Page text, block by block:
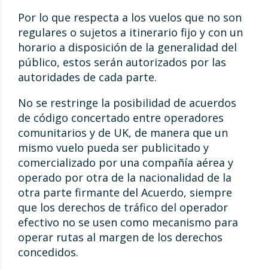
Por lo que respecta a los vuelos que no son
regulares o sujetos a itinerario fijo y con un
horario a disposición de la generalidad del
público, estos serán autorizados por las
autoridades de cada parte.
No se restringe la posibilidad de acuerdos
de código concertado entre operadores
comunitarios y de UK, de manera que un
mismo vuelo pueda ser publicitado y
comercializado por una compañía aérea y
operado por otra de la nacionalidad de la
otra parte firmante del Acuerdo, siempre
que los derechos de tráfico del operador
efectivo no se usen como mecanismo para
operar rutas al margen de los derechos
concedidos.